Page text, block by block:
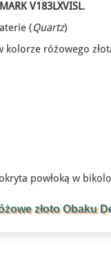
V183LXVISL.
(Quartz)
kolorze różowego
powłoką w
złoto Obaku